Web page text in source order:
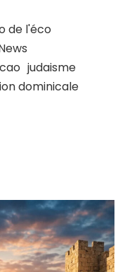
de l'éco
judaisme
dominicale